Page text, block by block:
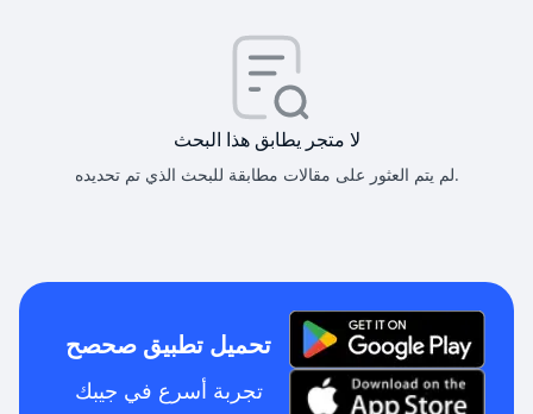
لا متجر يطابق هذا البحث
لم يتم العثور على مقالات مطابقة للبحث الذي تم تحديده.
تحميل تطبيق صحصح
تجربة أسرع في جيبك